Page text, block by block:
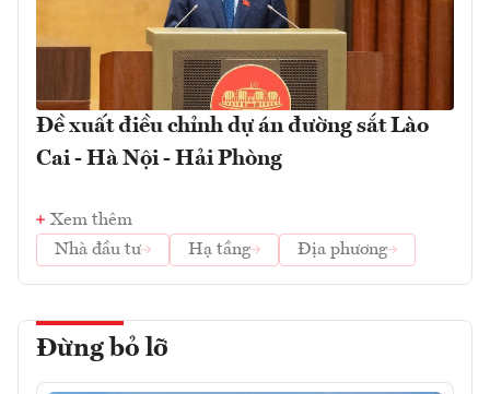
Đề xuất điều chỉnh dự án đường sắt Lào
Cai - Hà Nội - Hải Phòng
Xem thêm
Nhà đầu tư
Hạ tầng Địa phương
Đừng bỏ lỡ